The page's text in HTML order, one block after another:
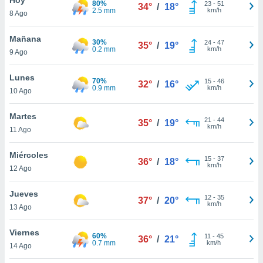
en
más
nuestra
de
cookies
aceptar
8 Ago
80%
2.5 mm
34° / 18° 23- 51
km/h
Mañana
9 Ago
30%
0.2 mm
35° / 19° 24- 47
km/h
Lunes
10 Ago
70%
0.9 mm
32° / 16° 15- 46
km/h
Martes
11 Ago
35° / 19° 21 - 44
km/h
Miércoles
12 Ago
36° / 18° 15- 37
km/h
Jueves
13 Ago
37° / 20° 12- 35
km/h
Viernes
14 Ago
60%
0.7 mm
36° / 21° 11 - 45
km/h